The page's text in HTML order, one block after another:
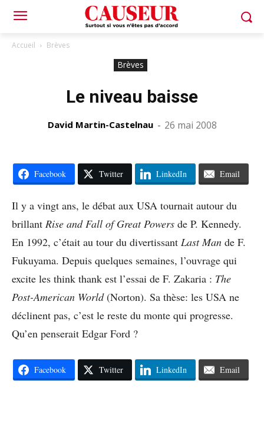
Accueil Brèves
Brèves
Le niveau baisse
David Martin-Castelnau - 26 mai 2008
Facebook Twitter LinkedIn Email
Il y a vingt ans, le débat aux USA tournait autour du
brillant Rise and Fall of Great Powers de P. Kennedy.
En 1992, c’était au tour du divertissant Last Man de F.
Fukuyama. Depuis quelques semaines, l’ouvrage qui
excite les think thank est l’essai de F. Zakaria : The
Post-American World(Norton). Sa thèse: les USA ne
déclinent pas, c’est le reste du monte qui progresse.
Qu’en penserait Edgar Ford ?
Facebook Twitter LinkedIn Email